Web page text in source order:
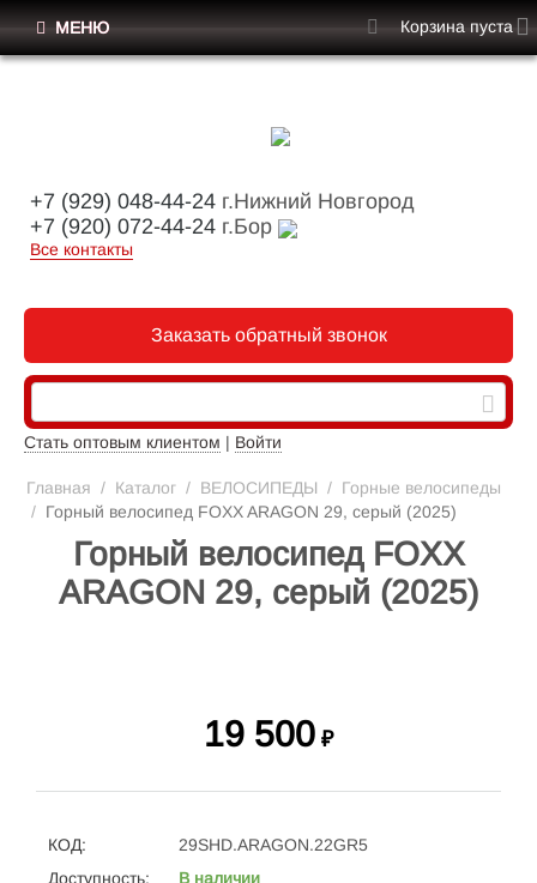
+7 (929) 048-44-24 г.Нижний Новгород
+7 (920) 072-44-24 г.Бор
Все контакты
Заказать обратный звонок
Стать оптовым клиентом | Войти
МЕНЮ Корзина пуста
Главная / Каталог / ВЕЛОСИПЕДЫ / Горные велосипеды
/ Горный велосипед FOXX ARAGON 29, серый (2025)
Горный велосипед FOXX
ARAGON 29, серый (2025)
19 500 ₽
КОД:
29SHD.ARAGON.22GR5
Доступность:
В наличии